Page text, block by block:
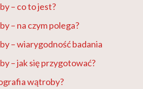
– co to jest?
– na czym polega?
– wiarygodność badania
– jak się przygotować?
wątroby?